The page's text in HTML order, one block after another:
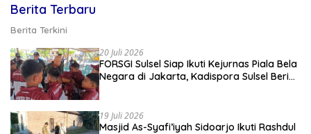
Berita Terbaru
Berita Terkini
20 Juli 2026
FORSGI Sulsel Siap Ikuti Kejurnas Piala Bela
Negara di Jakarta, Kadispora Sulsel Beri
19 Juli 2026
Masjid As-Syafi’iyah Sidoarjo Ikuti Rashdul